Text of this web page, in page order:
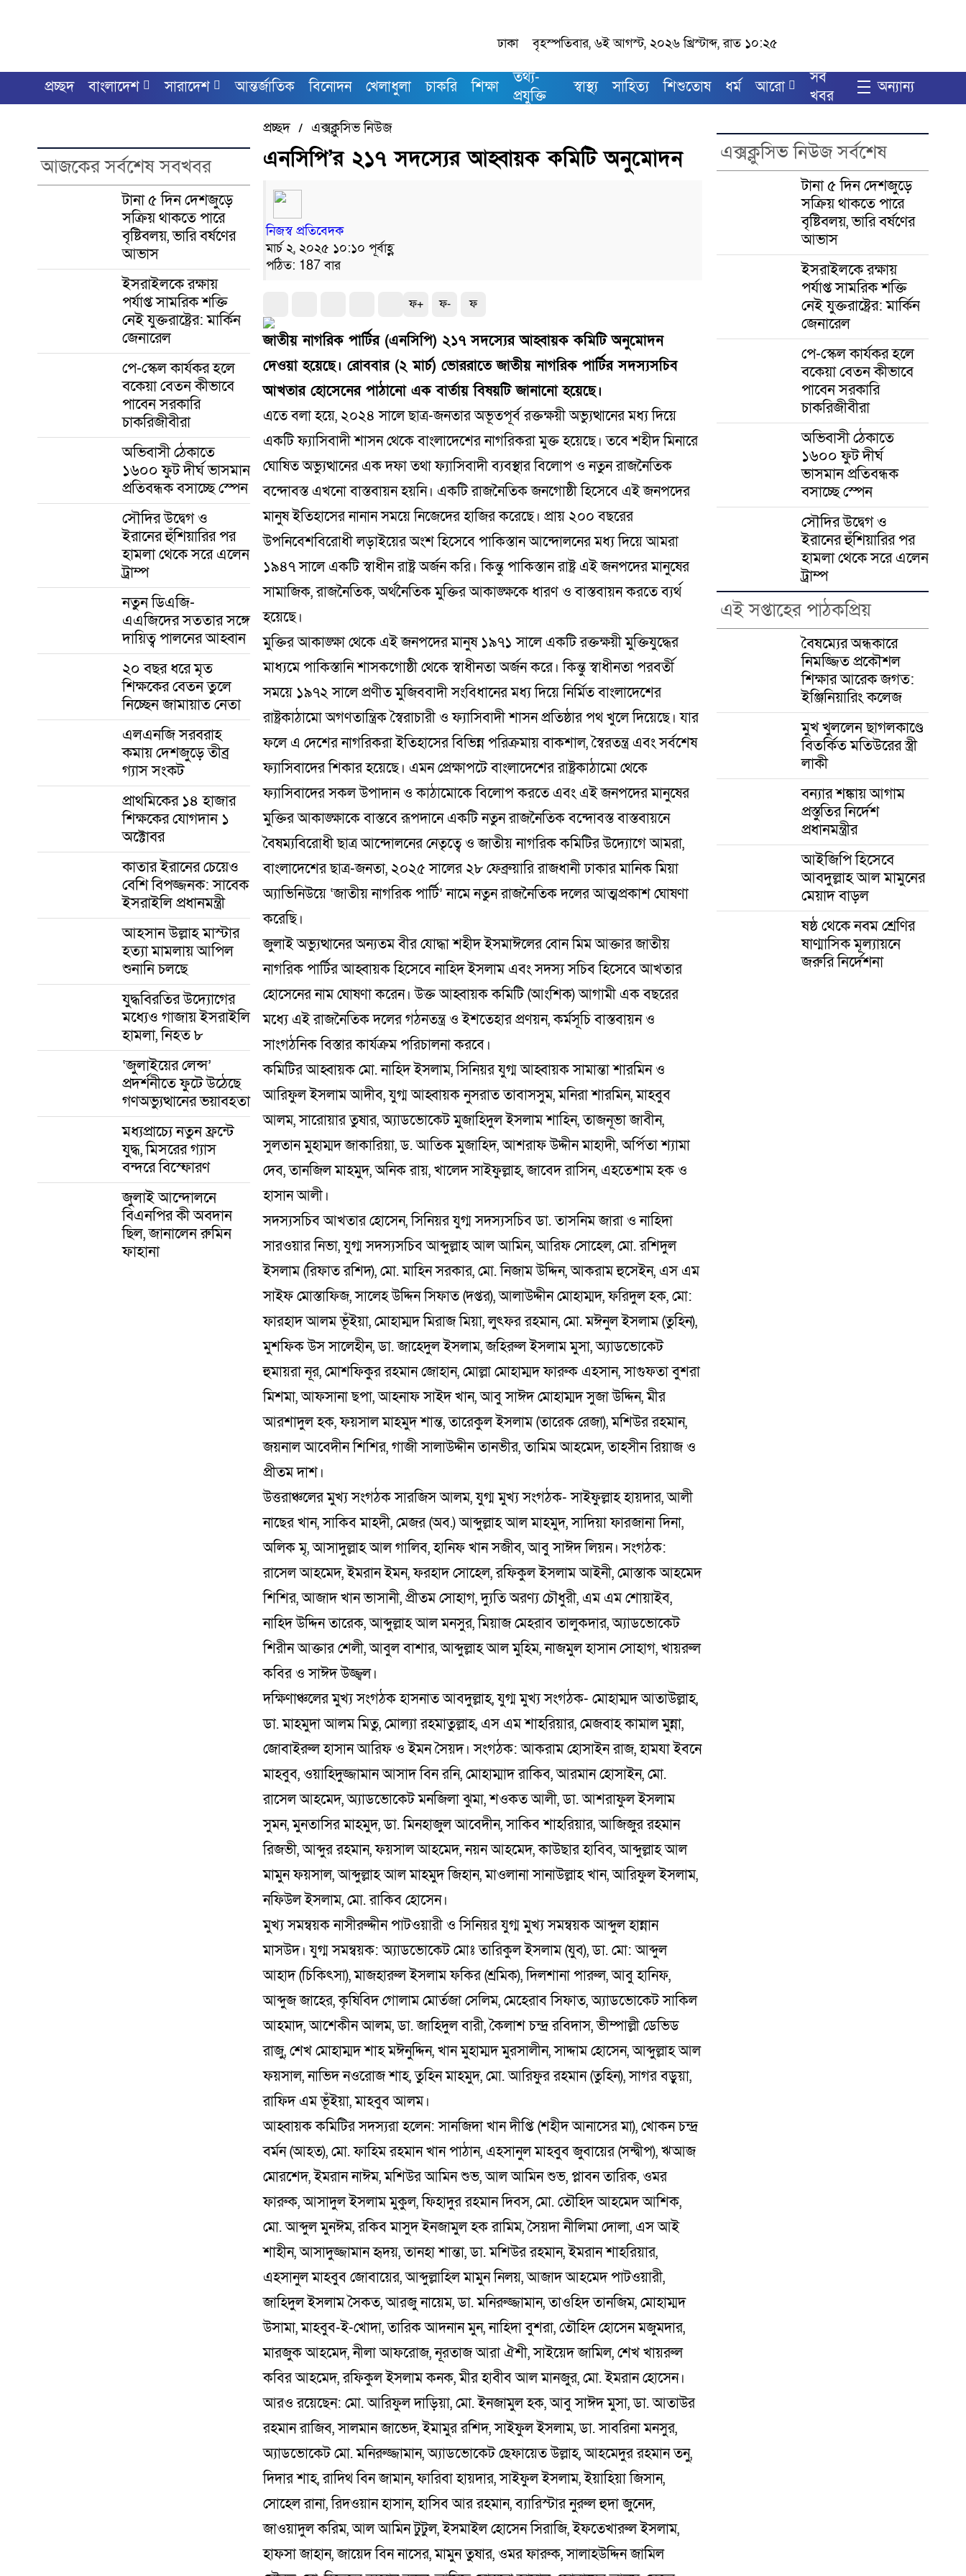
ঢাকা বৃহস্পতিবার, ৬ই আগস্ট, ২০২৬ খ্রিস্টাব্দ, রাত ১০:২৫
প্রচ্ছদ বাংলাদেশ সারাদেশ আন্তর্জাতিক বিনোদন খেলাধুলা চাকরি শিক্ষা
তথ্য-
প্রযুক্তি
স্বাস্থ্য সাহিত্য শিশুতোষ ধর্ম আরো
সব
খবর
অন্যান্য
আজকের সর্বশেষ সবখবর
টানা ৫ দিন দেশজুড়ে
সক্রিয় থাকতে পারে
বৃষ্টিবলয়, ভারি বর্ষণের
আভাস
ইসরাইলকে রক্ষায়
পর্যাপ্ত সামরিক শক্তি
নেই যুক্তরাষ্ট্রের: মার্কিন
জেনারেল
পে-স্কেল কার্যকর হলে
বকেয়া বেতন কীভাবে
পাবেন সরকারি
চাকরিজীবীরা
অভিবাসী ঠেকাতে
১৬০০ ফুট দীর্ঘ ভাসমান
প্রতিবন্ধক বসাচ্ছে স্পেন
সৌদির উদ্বেগ ও
ইরানের হুঁশিয়ারির পর
হামলা থেকে সরে এলেন
ট্রাম্প
নতুন ডিএজি-
এএজিদের সততার সঙ্গে
দায়িত্ব পালনের আহ্বান
২০ বছর ধরে মৃত
শিক্ষকের বেতন তুলে
নিচ্ছেন জামায়াত নেতা
এলএনজি সরবরাহ
কমায় দেশজুড়ে তীব্র
গ্যাস সংকট
প্রাথমিকের ১৪ হাজার
শিক্ষকের যোগদান ১
অক্টোবর
কাতার ইরানের চেয়েও
বেশি বিপজ্জনক: সাবেক
ইসরাইলি প্রধানমন্ত্রী
আহসান উল্লাহ মাস্টার
হত্যা মামলায় আপিল
শুনানি চলছে
যুদ্ধবিরতির উদ্যোগের
মধ্যেও গাজায় ইসরাইলি
হামলা, নিহত ৮
‘জুলাইয়ের লেন্স’
প্রদর্শনীতে ফুটে উঠেছে
গণঅভ্যুত্থানের ভয়াবহতা
মধ্যপ্রাচ্যে নতুন ফ্রন্টে
যুদ্ধ, মিসরের গ্যাস
বন্দরে বিস্ফোরণ
জুলাই আন্দোলনে
বিএনপির কী অবদান
ছিল, জানালেন রুমিন
ফাহানা
প্রচ্ছদ/ এক্সক্লুসিভ নিউজ
এনসিপি’র ২১৭ সদস্যের আহ্বায়ক কমিটি অনুমোদন
নিজস্ব প্রতিবেদক
মার্চ ২, ২০২৫ ১০:১০ পূর্বাহ্ণ
পঠিত: 187 বার
ফ+ ফ- ফ
জাতীয় নাগরিক পার্টির (এনসিপি) ২১৭ সদস্যের আহ্বায়ক কমিটি অনুমোদন
দেওয়া হয়েছে। রোববার (২ মার্চ) ভোররাতে জাতীয় নাগরিক পার্টির সদস্যসচিব
আখতার হোসেনের পাঠানো এক বার্তায় বিষয়টি জানানো হয়েছে।
এতে বলা হয়ে, ২০২৪ সালে ছাত্র-জনতার অভূতপূর্ব রক্তক্ষয়ী অভ্যুত্থানের মধ্য দিয়ে
একটি ফ্যাসিবাদী শাসন থেকে বাংলাদেশের নাগরিকরা মুক্ত হয়েছে। তবে শহীদ মিনারে
ঘোষিত অভ্যুত্থানের এক দফা তথা ফ্যাসিবাদী ব্যবস্থার বিলোপ ও নতুন রাজনৈতিক
বন্দোবস্ত এখনো বাস্তবায়ন হয়নি। একটি রাজনৈতিক জনগোষ্ঠী হিসেবে এই জনপদের
মানুষ ইতিহাসের নানান সময়ে নিজেদের হাজির করেছে। প্রায় ২০০ বছরের
উপনিবেশবিরোধী লড়াইয়ের অংশ হিসেবে পাকিস্তান আন্দোলনের মধ্য দিয়ে আমরা
১৯৪৭ সালে একটি স্বাধীন রাষ্ট্র অর্জন করি। কিন্তু পাকিস্তান রাষ্ট্র এই জনপদের মানুষের
সামাজিক, রাজনৈতিক, অর্থনৈতিক মুক্তির আকাঙ্ক্ষকে ধারণ ও বাস্তবায়ন করতে ব্যর্থ
হয়েছে।
মুক্তির আকাঙ্ক্ষা থেকে এই জনপদের মানুষ ১৯৭১ সালে একটি রক্তক্ষয়ী মুক্তিযুদ্ধের
মাধ্যমে পাকিস্তানি শাসকগোষ্ঠী থেকে স্বাধীনতা অর্জন করে। কিন্তু স্বাধীনতা পরবর্তী
সময়ে ১৯৭২ সালে প্রণীত মুজিববাদী সংবিধানের মধ্য দিয়ে নির্মিত বাংলাদেশের
রাষ্ট্রকাঠামো অগণতান্ত্রিক স্বৈরাচারী ও ফ্যাসিবাদী শাসন প্রতিষ্ঠার পথ খুলে দিয়েছে। যার
ফলে এ দেশের নাগরিকরা ইতিহাসের বিভিন্ন পরিক্রমায় বাকশাল, স্বৈরতন্ত্র এবং সর্বশেষ
ফ্যাসিবাদের শিকার হয়েছে। এমন প্রেক্ষাপটে বাংলাদেশের রাষ্ট্রকাঠামো থেকে
ফ্যাসিবাদের সকল উপাদান ও কাঠামোকে বিলোপ করতে এবং এই জনপদের মানুষের
মুক্তির আকাঙ্ক্ষাকে বাস্তবে রূপদানে একটি নতুন রাজনৈতিক বন্দোবস্ত বাস্তবায়নে
বৈষম্যবিরোধী ছাত্র আন্দোলনের নেতৃত্বে ও জাতীয় নাগরিক কমিটির উদ্যোগে আমরা,
বাংলাদেশের ছাত্র-জনতা, ২০২৫ সালের ২৮ ফেব্রুয়ারি রাজধানী ঢাকার মানিক মিয়া
অ্যাভিনিউয়ে ‘জাতীয় নাগরিক পার্টি’ নামে নতুন রাজনৈতিক দলের আত্মপ্রকাশ ঘোষণা
করেছি।
জুলাই অভ্যুত্থানের অন্যতম বীর যোদ্ধা শহীদ ইসমাঈলের বোন মিম আক্তার জাতীয়
নাগরিক পার্টির আহ্বায়ক হিসেবে নাহিদ ইসলাম এবং সদস্য সচিব হিসেবে আখতার
হোসেনের নাম ঘোষণা করেন। উক্ত আহ্বায়ক কমিটি (আংশিক) আগামী এক বছরের
মধ্যে এই রাজনৈতিক দলের গঠনতন্ত্র ও ইশতেহার প্রণয়ন, কর্মসূচি বাস্তবায়ন ও
সাংগঠনিক বিস্তার কার্যক্রম পরিচালনা করবে।
কমিটির আহ্বায়ক মো. নাহিদ ইসলাম, সিনিয়র যুগ্ম আহ্বায়ক সামান্তা শারমিন ও
আরিফুল ইসলাম আদীব, যুগ্ম আহ্বায়ক নুসরাত তাবাসসুম, মনিরা শারমিন, মাহবুব
আলম, সারোয়ার তুষার, অ্যাডভোকেট মুজাহিদুল ইসলাম শাহিন, তাজনূভা জাবীন,
সুলতান মুহাম্মদ জাকারিয়া, ড. আতিক মুজাহিদ, আশরাফ উদ্দীন মাহাদী, অর্পিতা শ্যামা
দেব, তানজিল মাহমুদ, অনিক রায়, খালেদ সাইফুল্লাহ, জাবেদ রাসিন, এহতেশাম হক ও
হাসান আলী।
সদস্যসচিব আখতার হোসেন, সিনিয়র যুগ্ম সদস্যসচিব ডা. তাসনিম জারা ও নাহিদা
সারওয়ার নিভা, যুগ্ম সদস্যসচিব আব্দুল্লাহ আল আমিন, আরিফ সোহেল, মো. রশিদুল
ইসলাম (রিফাত রশিদ), মো. মাহিন সরকার, মো. নিজাম উদ্দিন, আকরাম হুসেইন, এস এম
সাইফ মোস্তাফিজ, সালেহ উদ্দিন সিফাত (দপ্তর), আলাউদ্দীন মোহাম্মদ, ফরিদুল হক, মো:
ফারহাদ আলম ভূঁইয়া, মোহাম্মদ মিরাজ মিয়া, লুৎফর রহমান, মো. মঈনুল ইসলাম (তুহিন),
মুশফিক উস সালেহীন, ডা. জাহেদুল ইসলাম, জহিরুল ইসলাম মুসা, অ্যাডভোকেট
হুমায়রা নূর, মোশফিকুর রহমান জোহান, মোল্লা মোহাম্মদ ফারুক এহসান, সাগুফতা বুশরা
মিশমা, আফসানা ছপা, আহনাফ সাইদ খান, আবু সাঈদ মোহাম্মদ সুজা উদ্দিন, মীর
আরশাদুল হক, ফয়সাল মাহমুদ শান্ত, তারেকুল ইসলাম (তারেক রেজা), মশিউর রহমান,
জয়নাল আবেদীন শিশির, গাজী সালাউদ্দীন তানভীর, তামিম আহমেদ, তাহসীন রিয়াজ ও
প্রীতম দাশ।
উত্তরাঞ্চলের মুখ্য সংগঠক সারজিস আলম, যুগ্ম মুখ্য সংগঠক- সাইফুল্লাহ হায়দার, আলী
নাছের খান, সাকিব মাহদী, মেজর (অব.) আব্দুল্লাহ আল মাহমুদ, সাদিয়া ফারজানা দিনা,
অলিক মৃ, আসাদুল্লাহ আল গালিব, হানিফ খান সজীব, আবু সাঈদ লিয়ন। সংগঠক:
রাসেল আহমেদ, ইমরান ইমন, ফরহাদ সোহেল, রফিকুল ইসলাম আইনী, মোস্তাক আহমেদ
শিশির, আজাদ খান ভাসানী, প্রীতম সোহাগ, দ্যুতি অরণ্য চৌধুরী, এম এম শোয়াইব,
নাহিদ উদ্দিন তারেক, আব্দুল্লাহ আল মনসুর, মিয়াজ মেহরাব তালুকদার, অ্যাডভোকেট
শিরীন আক্তার শেলী, আবুল বাশার, আব্দুল্লাহ আল মুহিম, নাজমুল হাসান সোহাগ, খায়রুল
কবির ও সাঈদ উজ্জ্বল।
দক্ষিণাঞ্চলের মুখ্য সংগঠক হাসনাত আবদুল্লাহ, যুগ্ম মুখ্য সংগঠক- মোহাম্মদ আতাউল্লাহ,
ডা. মাহমুদা আলম মিতু, মোল্যা রহমাতুল্লাহ, এস এম শাহরিয়ার, মেজবাহ কামাল মুন্না,
জোবাইরুল হাসান আরিফ ও ইমন সৈয়দ। সংগঠক: আকরাম হোসাইন রাজ, হামযা ইবনে
মাহবুব, ওয়াহিদুজ্জামান আসাদ বিন রনি, মোহাম্মাদ রাকিব, আরমান হোসাইন, মো.
রাসেল আহমেদ, অ্যাডভোকেট মনজিলা ঝুমা, শওকত আলী, ডা. আশরাফুল ইসলাম
সুমন, মুনতাসির মাহমুদ, ডা. মিনহাজুল আবেদীন, সাকিব শাহরিয়ার, আজিজুর রহমান
রিজভী, আব্দুর রহমান, ফয়সাল আহমেদ, নয়ন আহমেদ, কাউছার হাবিব, আব্দুল্লাহ আল
মামুন ফয়সাল, আব্দুল্লাহ আল মাহমুদ জিহান, মাওলানা সানাউল্লাহ খান, আরিফুল ইসলাম,
নফিউল ইসলাম, মো. রাকিব হোসেন।
মুখ্য সমন্বয়ক নাসীরুদ্দীন পাটওয়ারী ও সিনিয়র যুগ্ম মুখ্য সমন্বয়ক আব্দুল হান্নান
মাসউদ। যুগ্ম সমন্বয়ক: অ্যাডভোকেট মোঃ তারিকুল ইসলাম (যুব), ডা. মো: আব্দুল
আহাদ (চিকিৎসা), মাজহারুল ইসলাম ফকির (শ্রমিক), দিলশানা পারুল, আবু হানিফ,
আব্দুজ জাহের, কৃষিবিদ গোলাম মোর্তজা সেলিম, মেহেরাব সিফাত, অ্যাডভোকেট সাকিল
আহমাদ, আশেকীন আলম, ডা. জাহিদুল বারী, কৈলাশ চন্দ্র রবিদাস, ভীম্পাল্লী ডেভিড
রাজু, শেখ মোহাম্মদ শাহ মঈনুদ্দিন, খান মুহাম্মদ মুরসালীন, সাদ্দাম হোসেন, আব্দুল্লাহ আল
ফয়সাল, নাভিদ নওরোজ শাহ, তুহিন মাহমুদ, মো. আরিফুর রহমান (তুহিন), সাগর বড়ুয়া,
রাফিদ এম ভূঁইয়া, মাহবুব আলম।
আহ্বায়ক কমিটির সদস্যরা হলেন: সানজিদা খান দীপ্তি (শহীদ আনাসের মা), খোকন চন্দ্র
বর্মন (আহত), মো. ফাহিম রহমান খান পাঠান, এহসানুল মাহবুব জুবায়ের (সন্দ্বীপ), ঋআজ
মোরশেদ, ইমরান নাঈম, মশিউর আমিন শুভ, আল আমিন শুভ, প্লাবন তারিক, ওমর
ফারুক, আসাদুল ইসলাম মুকুল, ফিহাদুর রহমান দিবস, মো. তৌহিদ আহমেদ আশিক,
মো. আব্দুল মুনঈম, রকিব মাসুদ ইনজামুল হক রামিম, সৈয়দা নীলিমা দোলা, এস আই
শাহীন, আসাদুজ্জামান হৃদয়, তানহা শান্তা, ডা. মশিউর রহমান, ইমরান শাহরিয়ার,
এহসানুল মাহবুব জোবায়ের, আব্দুল্লাহিল মামুন নিলয়, আজাদ আহমেদ পাটওয়ারী,
জাহিদুল ইসলাম সৈকত, আরজু নায়েম, ডা. মনিরুজ্জামান, তাওহিদ তানজিম, মোহাম্মদ
উসামা, মাহবুব-ই-খোদা, তারিক আদনান মুন, নাহিদা বুশরা, তৌহিদ হোসেন মজুমদার,
মারজুক আহমেদ, নীলা আফরোজ, নূরতাজ আরা ঐশী, সাইয়েদ জামিল, শেখ খায়রুল
কবির আহমেদ, রফিকুল ইসলাম কনক, মীর হাবীব আল মানজুর, মো. ইমরান হোসেন।
আরও রয়েছেন: মো. আরিফুল দাড়িয়া, মো. ইনজামুল হক, আবু সাঈদ মুসা, ডা. আতাউর
রহমান রাজিব, সালমান জাভেদ, ইমামুর রশিদ, সাইফুল ইসলাম, ডা. সাবরিনা মনসুর,
অ্যাডভোকেট মো. মনিরুজ্জামান, অ্যাডভোকেট ছেফায়েত উল্লাহ, আহমেদুর রহমান তনু,
দিদার শাহ, রাদিথ বিন জামান, ফারিবা হায়দার, সাইফুল ইসলাম, ইয়াহিয়া জিসান,
সোহেল রানা, রিদওয়ান হাসান, হাসিব আর রহমান, ব্যারিস্টার নুরুল হুদা জুনেদ,
জাওয়াদুল করিম, আল আমিন টুটুল, ইসমাইল হোসেন সিরাজি, ইফতেখারুল ইসলাম,
হাফসা জাহান, জায়েদ বিন নাসের, মামুন তুষার, ওমর ফারুক, সালাহউদ্দিন জামিল
এক্সক্লুসিভ নিউজ সর্বশেষ
টানা ৫ দিন দেশজুড়ে
সক্রিয় থাকতে পারে
বৃষ্টিবলয়, ভারি বর্ষণের
আভাস
ইসরাইলকে রক্ষায়
পর্যাপ্ত সামরিক শক্তি
নেই যুক্তরাষ্ট্রের: মার্কিন
জেনারেল
পে-স্কেল কার্যকর হলে
বকেয়া বেতন কীভাবে
পাবেন সরকারি
চাকরিজীবীরা
অভিবাসী ঠেকাতে
১৬০০ ফুট দীর্ঘ
ভাসমান প্রতিবন্ধক
বসাচ্ছে স্পেন
সৌদির উদ্বেগ ও
ইরানের হুঁশিয়ারির পর
হামলা থেকে সরে এলেন
ট্রাম্প
এই সপ্তাহের পাঠকপ্রিয়
বৈষম্যের অন্ধকারে
নিমজ্জিত প্রকৌশল
শিক্ষার আরেক জগত:
ইঞ্জিনিয়ারিং কলেজ
মুখ খুললেন ছাগলকাণ্ডে
বিতর্কিত মতিউরের স্ত্রী
লাকী
বন্যার শঙ্কায় আগাম
প্রস্তুতির নির্দেশ
প্রধানমন্ত্রীর
আইজিপি হিসেবে
আবদুল্লাহ আল মামুনের
মেয়াদ বাড়ল
ষষ্ঠ থেকে নবম শ্রেণির
ষাণ্মাসিক মূল্যায়নে
জরুরি নির্দেশনা